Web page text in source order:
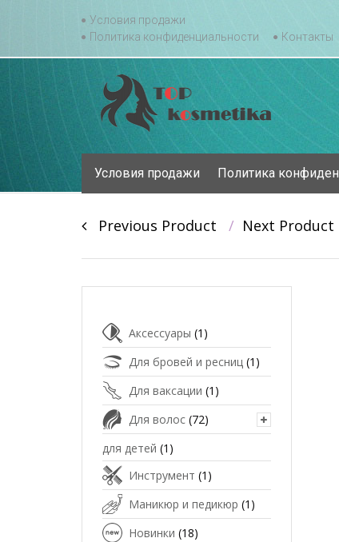
Skip
to
Условия продажи
Политика конфиденциальности
Контакты
content
Условия продажи Политика
Post
Previous Product Next Product
Аксессуары (1)
Для бровей и ресниц (1)
Для ваксации (1)
Для волос (72)
для детей (1)
Инструмент (1)
Маникюр и педикюр (1)
Новинки (18)